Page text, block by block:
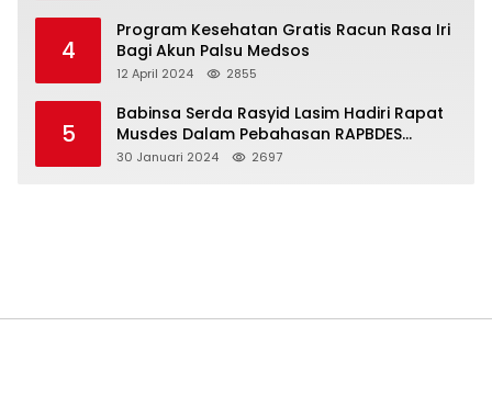
4
Program Kesehatan Gratis Racun Rasa Iri
Bagi Akun Palsu Medsos
12 April 2024 2855
5
Babinsa Serda Rasyid Lasim Hadiri Rapat
Musdes Dalam Pebahasan RAPBDES
Bereliku 2024
30 Januari 2024 2697